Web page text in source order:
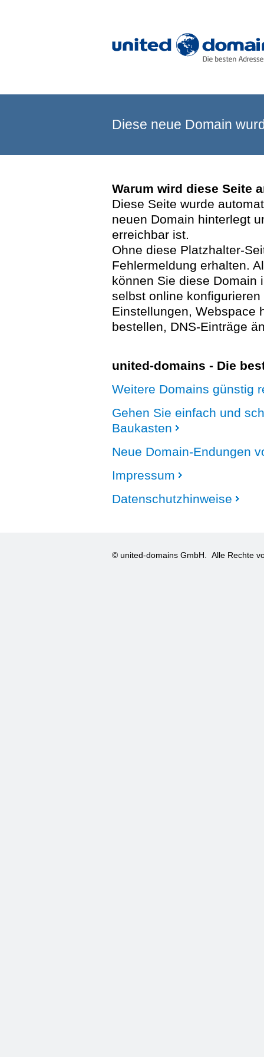
Diese neue Domain
Warum wird diese Seite
Diese Seite wurde
neuen Domain hinterlegt
erreichbar ist.
Ohne diese Platzhalter-
Fehlermeldung erhalten.
können Sie diese Domain
selbst online
Einstellungen, Webspace
bestellen, DNS-Einträge
united-domains - Die
Weitere Domains günstig
Gehen Sie einfach und
Baukasten
Neue Domain-Endungen
Impressum
Datenschutzhinweise
© united-domains GmbH. Alle Rechte